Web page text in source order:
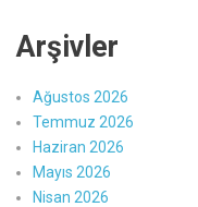
Arşivler
Ağustos 2026
Temmuz 2026
Haziran 2026
Mayıs 2026
Nisan 2026